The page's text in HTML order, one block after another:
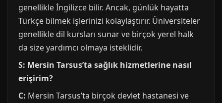
genellikle İngilizce bilir. Ancak, günlük hayatta
Türkçe bilmek işlerinizi kolaylaştırır. Üniversiteler
genellikle dil kursları sunar ve birçok yerel halk
da size yardımcı olmaya isteklidir.
S: Mersin Tarsus’ta sağlık hizmetlerine nasıl
erişirim?
C: Mersin Tarsus’ta birçok devlet hastanesi ve